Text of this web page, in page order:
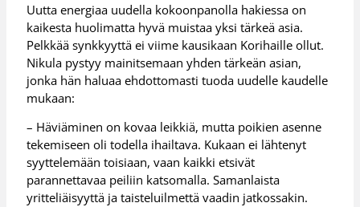
Uutta energiaa uudella kokoonpanolla hakiessa on
kaikesta huolimatta hyvä muistaa yksi tärkeä asia.
Pelkkää synkkyyttä ei viime kausikaan Korihaille ollut.
Nikula pystyy mainitsemaan yhden tärkeän asian,
jonka hän haluaa ehdottomasti tuoda uudelle kaudelle
mukaan:
– Häviäminen on kovaa leikkiä, mutta poikien asenne
tekemiseen oli todella ihailtava. Kukaan ei lähtenyt
syyttelemään toisiaan, vaan kaikki etsivät
parannettavaa peiliin katsomalla. Samanlaista
yritteliäisyyttä ja taisteluilmettä vaadin jatkossakin.